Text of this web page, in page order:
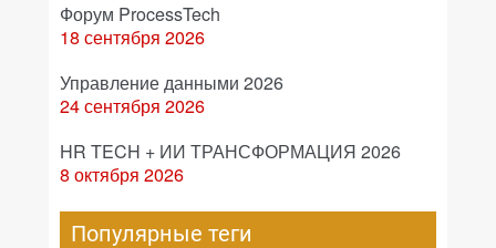
Форум ProcessTech
18 сентября 2026
Управление данными 2026
24 сентября 2026
HR TECH + ИИ ТРАНСФОРМАЦИЯ 2026
8 октября 2026
Популярные теги